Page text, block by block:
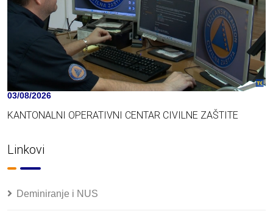
03/08/2026
KANTONALNI OPERATIVNI CENTAR CIVILNE ZAŠTITE
Linkovi
Deminiranje i NUS